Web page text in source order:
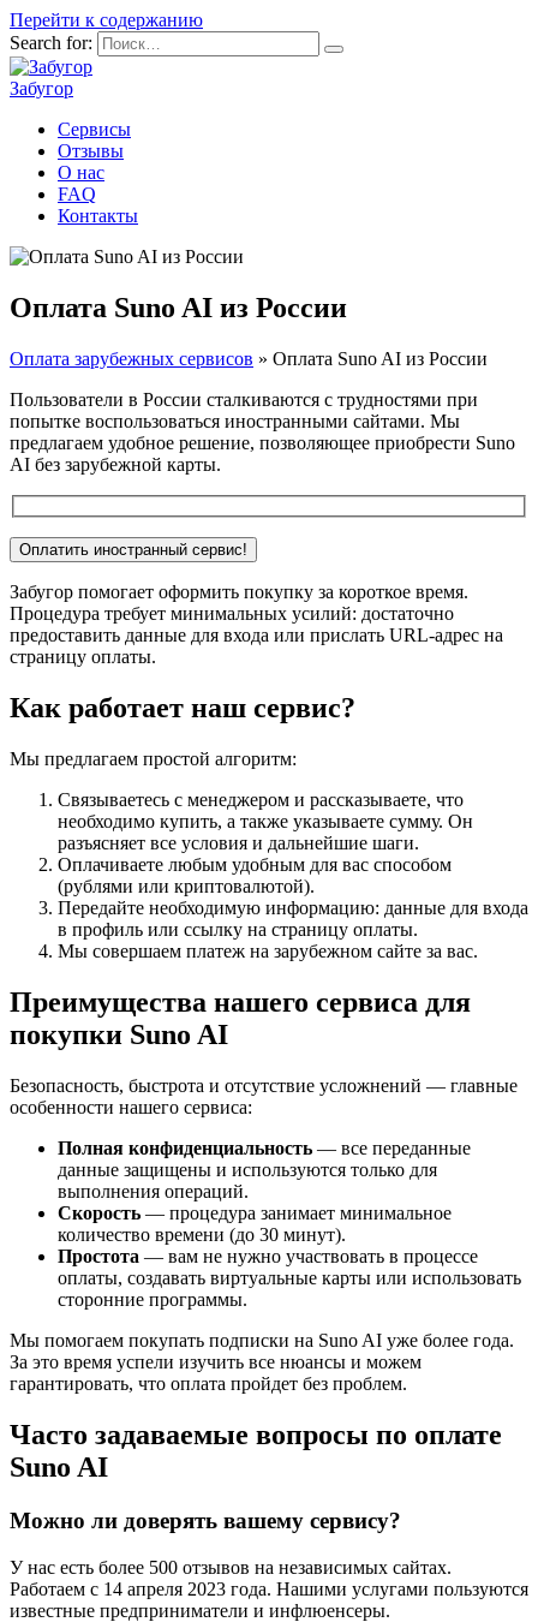
Перейти к содержанию
Search for:
Забугор
Сервисы
Отзывы
О нас
FAQ
Контакты
Оплата Suno AI из России
Оплата зарубежных сервисов » Оплата Suno AI из России
Пользователи в России сталкиваются с трудностями при
попытке воспользоваться иностранными сайтами. Мы
предлагаем удобное решение, позволяющее приобрести Suno
AI без зарубежной карты.
Забугор помогает оформить покупку за короткое время.
Процедура требует минимальных усилий: достаточно
предоставить данные для входа или прислать URL-адрес на
страницу оплаты.
Как работает наш сервис?
Мы предлагаем простой алгоритм:
Связываетесь с менеджером и рассказываете, что
необходимо купить, а также указываете сумму. Он
разъясняет все условия и дальнейшие шаги.
Оплачиваете любым удобным для вас способом
(рублями или криптовалютой).
Передайте необходимую информацию: данные для входа
в профиль или ссылку на страницу оплаты.
Мы совершаем платеж на зарубежном сайте за вас.
Преимущества нашего сервиса для
покупки Suno AI
Безопасность, быстрота и отсутствие усложнений — главные
особенности нашего сервиса:
Полная конфиденциальность — все переданные
данные защищены и используются только для
выполнения операций.
Скорость — процедура занимает минимальное
количество времени (до 30 минут).
Простота — вам не нужно участвовать в процессе
оплаты, создавать виртуальные карты или использовать
сторонние программы.
Мы помогаем покупать подписки на Suno AI уже более года.
За это время успели изучить все нюансы и можем
гарантировать, что оплата пройдет без проблем.
Часто задаваемые вопросы по оплате
Suno AI
Можно ли доверять вашему сервису?
У нас есть более 500 отзывов на независимых сайтах.
Работаем с 14 апреля 2023 года. Нашими услугами пользуются
известные предприниматели и инфлюенсеры.